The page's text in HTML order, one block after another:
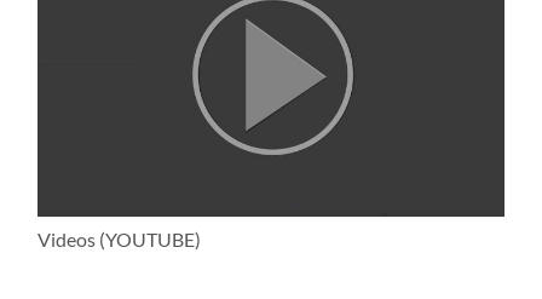
Videos (YOUTUBE)